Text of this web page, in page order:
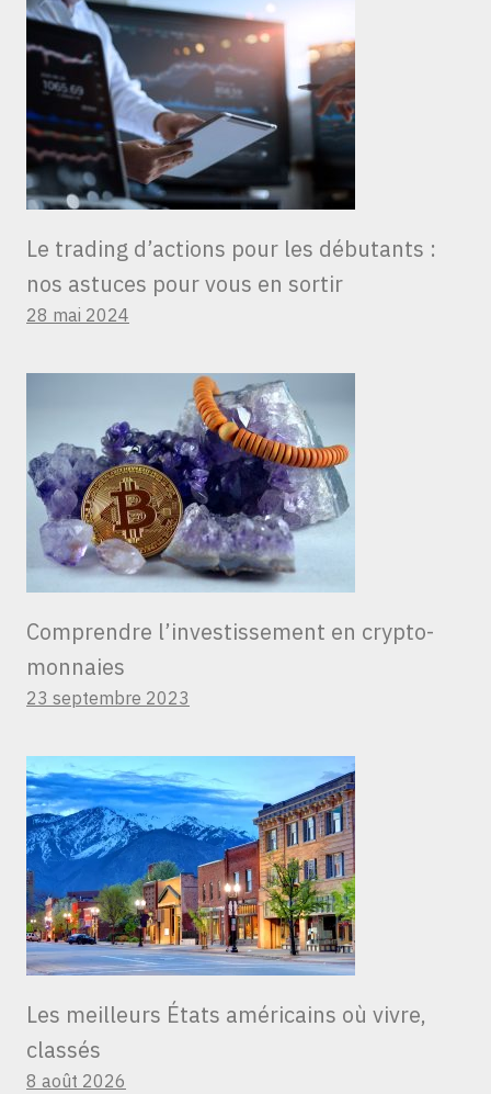
Le trading d’actions pour les débutants :
nos astuces pour vous en sortir
28 mai 2024
Comprendre l’investissement en crypto-
monnaies
23 septembre 2023
Les meilleurs États américains où vivre,
classés
8 août 2026